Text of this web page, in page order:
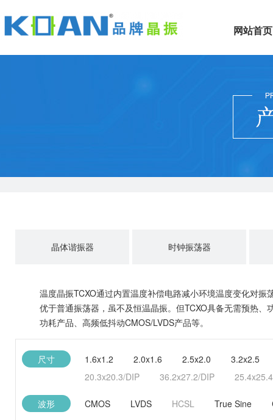
网站首页
晶体谐振器 时钟振荡器
温度晶振TCXO通过内置温度补偿电路减小环境温度变化对
优于普通振荡器，虽不及恒温晶振。但TCXO具备无需预热
功耗产品、高频低抖动CMOS/LVDS产品等。
尺寸 1.6x1.2 2.0x1.6 2.5x2.0
3.2x2.5
20.3x20.3/DIP
36.2x27.2/DIP
波形 CMOS LVDS HCSL True Sine